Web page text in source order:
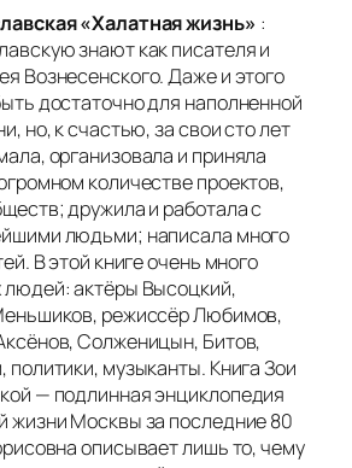
«Халатная жизнь» :
знают как писателя и
Вознесенского. Даже и этого
достаточно для наполненной
но, к счастью, за свои сто лет
организовала и приняла
количестве проектов,
дружила и работала с
людьми; написала много
В этой книге очень много
людей: актёры Высоцкий,
режиссёр Любимов,
Солженицын, Битов,
политики, музыканты. Книга Зои
— подлинная энциклопедия
жизни Москвы за последние 80
описывает лишь то, чему